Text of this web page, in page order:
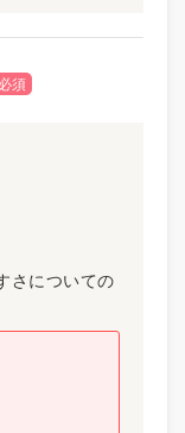
必須
さについての